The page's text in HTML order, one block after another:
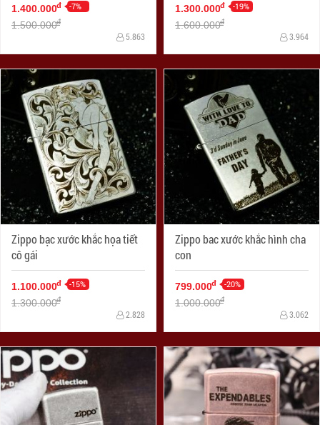
1.400.000đ -7%
1.500.000đ
5.863
1.300.000đ -19%
1.600.000đ
3.964
Zippo bạc xước khắc họa tiết
cô gái
1.100.000đ -15%
1.300.000đ
2.828
Zippo bac xước khắc hình cha
con
799.000đ -20%
1.000.000đ
3.062